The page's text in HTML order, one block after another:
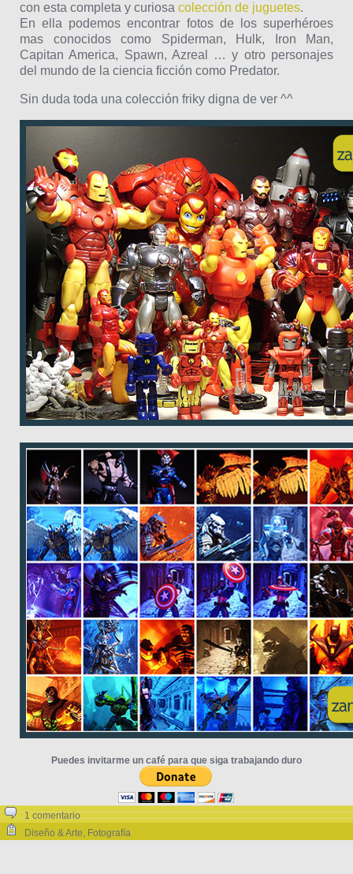
con esta completa y curiosa colección de juguetes.
En ella podemos encontrar fotos de los superhéroes
mas conocidos como Spiderman, Hulk, Iron Man,
Capitan America, Spawn, Azreal … y otro personajes
del mundo de la ciencia ficción como Predator.
Sin duda toda una colección friky digna de ver ^^
Puedes invitarme un café para que siga trabajando duro
1 comentario
Diseño & Arte, Fotografía